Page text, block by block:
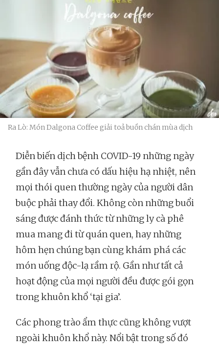
Ra Lò: Món Dalgona Coffee giải toả buồn chán mùa dịch
Diễn biến dịch bệnh COVID-19 những ngày
gần đây vẫn chưa có dấu hiệu hạ nhiệt, nên
mọi thói quen thường ngày của người dân
buộc phải thay đổi. Không còn những buổi
sáng được đánh thức từ những ly cà phê
mua mang đi từ quán quen, hay những
hôm hẹn chúng bạn cùng khám phá các
món uống độc-lạ rầm rộ. Gần như tất cả
hoạt động của mọi người đều được gói gọn
trong khuôn khổ ‘tại gia’.
Các phong trào ẩm thực cũng không vượt
ngoài khuôn khổ này. Nổi bật trong số đó